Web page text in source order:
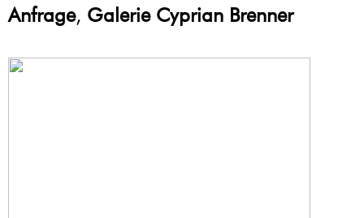
Anfrage, Galerie Cyprian Brenner